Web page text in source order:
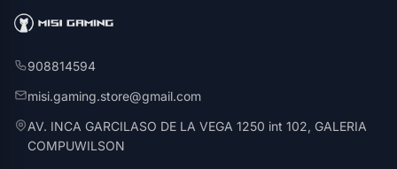
908814594
misi.gaming.store@gmail.com
AV. INCA GARCILASO DE LA VEGA 1250 int 102, GALERIA
COMPUWILSON